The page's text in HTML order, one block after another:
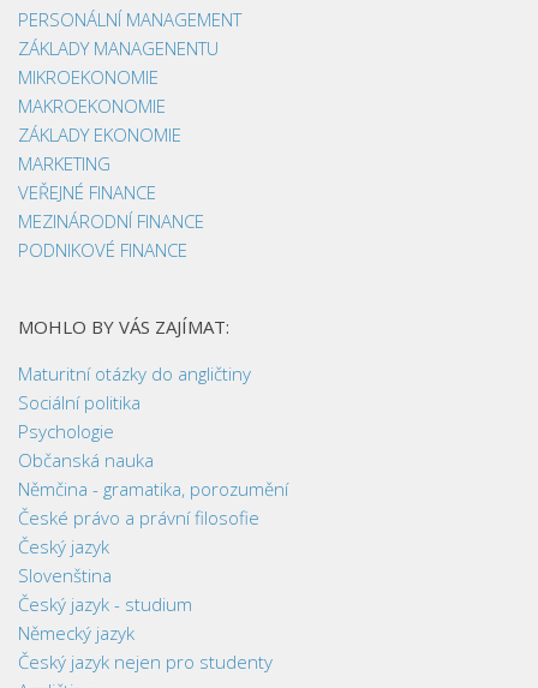
PERSONÁLNÍ MANAGEMENT
ZÁKLADY MANAGENENTU
MIKROEKONOMIE
MAKROEKONOMIE
ZÁKLADY EKONOMIE
MARKETING
VEŘEJNÉ FINANCE
MEZINÁRODNÍ FINANCE
PODNIKOVÉ FINANCE
MOHLO BY VÁS ZAJÍMAT:
Maturitní otázky do angličtiny
Sociální politika
Psychologie
Občanská nauka
Němčina - gramatika, porozumění
České právo a právní filosofie
Český jazyk
Slovenština
Český jazyk - studium
Německý jazyk
Český jazyk nejen pro studenty